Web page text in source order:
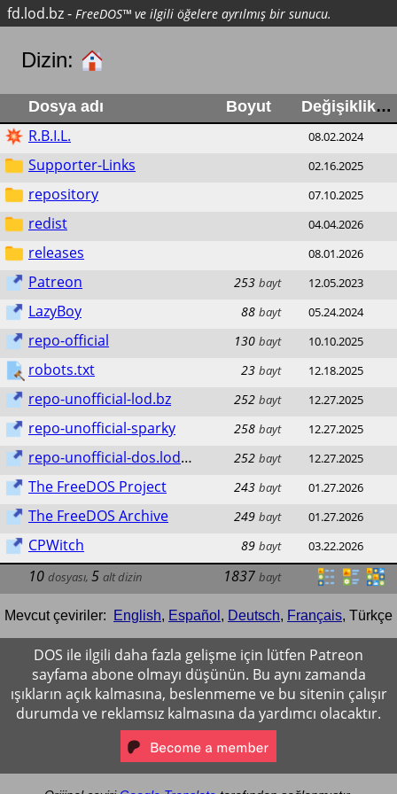
fd.lod.bz- FreeDOS™ ve ilgili öğelere ayrılmış bir sunucu.
Dizin:
Dosya adı Boyut Değişiklik
R.B.I.L. 08.02.2024
Supporter-Links 02.16.2025
repository 07.10.2025
redist 04.04.2026
releases 08.01.2026
Patreon 253 bayt 12.05.2023
LazyBoy 88 bayt 05.24.2024
repo-official 130 bayt 10.10.2025
robots.txt 23 bayt 12.18.2025
repo-unofficial-lod.bz 252 bayt 12.27.2025
repo-unofficial-sparky 258 bayt 12.27.2025
repo-unofficial-dos.lod.bz 252 bayt 12.27.2025
The FreeDOS Project 243 bayt 01.27.2026
The FreeDOS Archive 249 bayt 01.27.2026
CPWitch 89 bayt 03.22.2026
10 dosyası, 5 alt dizin 1837 bayt
Mevcut çeviriler: English, Español , Deutsch, Français, Türkçe
DOS ile ilgili daha fazla gelişme için lütfen Patreon
sayfama abone olmayı düşünün. Bu aynı zamanda
ışıkların açık kalmasına, beslenmeme ve bu sitenin çalışır
durumda ve reklamsız kalmasına da yardımcı olacaktır.